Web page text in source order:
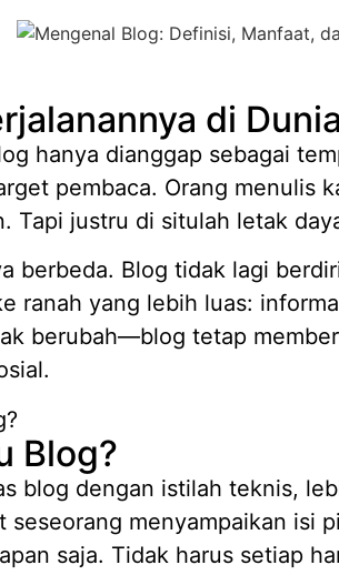
di
hanya dianggap sebagai
pembaca. Orang menulis
Tapi justru di situlah letak
berbeda. Blog tidak lagi
ranah yang lebih luas:
berubah—blog tetap
Blog?
blog dengan istilah teknis,
seseorang menyampaikan isi
saja. Tidak harus setiap